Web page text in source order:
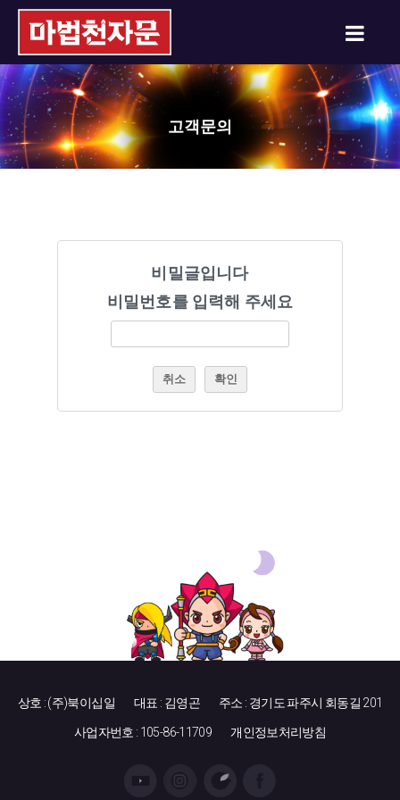
고객문의
비밀글입니다
비밀번호를 입력해 주세요
취소 확인
상호 : (주)북이십일 대표 : 김영곤 주소 : 경기도 파주시 회동길 201
사업자번호 : 105-86-11709 개인정보처리방침